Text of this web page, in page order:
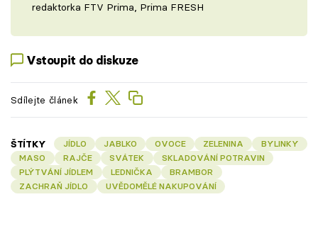
redaktorka FTV Prima, Prima FRESH
Vstoupit do diskuze
Sdílejte článek
ŠTÍTKY JÍDLO JABLKO OVOCE ZELENINA
BYLINKY
MASO
RAJČE SVÁTEK
SKLADOVÁNÍ POTRAVIN
PLÝTVÁNÍ JÍDLEM
LEDNIČKA
BRAMBOR
ZACHRAŇ JÍDLO
UVĚDOMĚLÉ NAKUPOVÁNÍ